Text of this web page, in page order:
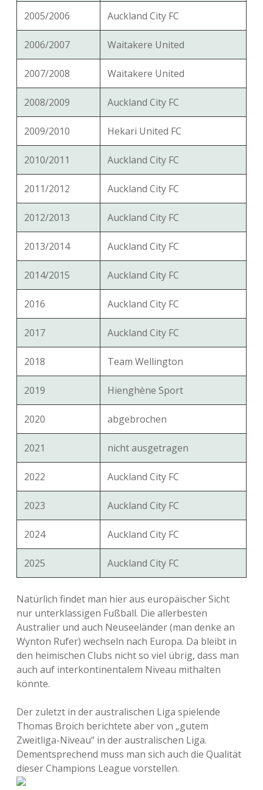
2005/2006 Auckland City FC
2006/2007 Waitakere United
2007/2008 Waitakere United
2008/2009 Auckland City FC
2009/2010 Hekari United FC
2010/2011 Auckland City FC
2011/2012 Auckland City FC
2012/2013 Auckland City FC
2013/2014 Auckland City FC
2014/2015 Auckland City FC
2016 Auckland City FC
2017 Auckland City FC
2018 Team Wellington
2019 Hienghène Sport
2020 abgebrochen
2021 nicht ausgetragen
2022 Auckland City FC
2023 Auckland City FC
2024 Auckland City FC
2025 Auckland City FC
Natürlich findet man hier aus europäischer Sicht
nur unterklassigen Fußball. Die allerbesten
Australier und auch Neuseeländer (man denke an
Wynton Rufer) wechseln nach Europa. Da bleibt in
den heimischen Clubs nicht so viel übrig, dass man
auch auf interkontinentalem Niveau mithalten
könnte.
Der zuletzt in der australischen Liga spielende
Thomas Broich berichtete aber von „gutem
Zweitliga-Niveau“ in der australischen Liga.
Dementsprechend muss man sich auch die Qualität
dieser Champions League vorstellen.